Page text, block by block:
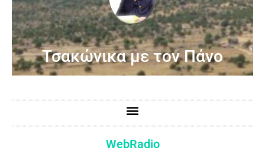
Τσακώνικα με τον Πάνο
WebRadio